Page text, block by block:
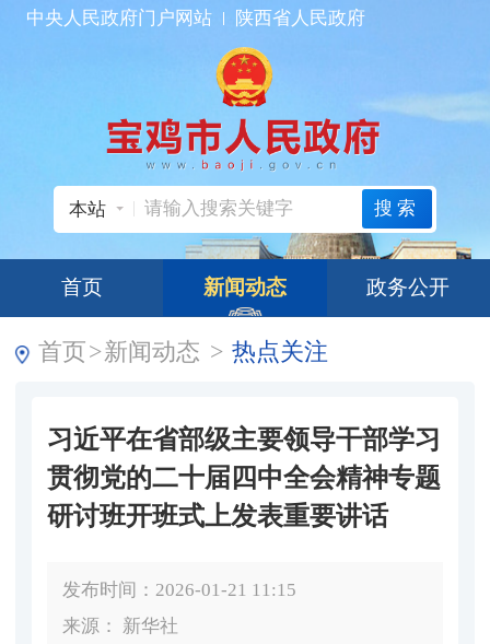
中央人民政府门户网站 陕西省人民政府
本站 搜索
首页 新闻动态 政务公开
首页>新闻动态 > 热点关注
习近平在省部级主要领导干部学习
贯彻党的二十届四中全会精神专题
研讨班开班式上发表重要讲话
发布时间：2026-01-21 11:15
来源： 新华社